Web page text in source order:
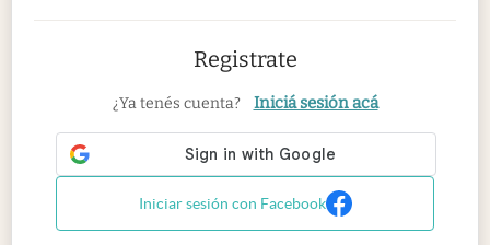
Registrate
¿Ya tenés cuenta? Iniciá sesión acá
Iniciar sesión con Facebook